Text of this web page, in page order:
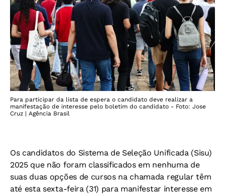
Para participar da lista de espera o candidato deve realizar a
manifestação de interesse pelo boletim do candidato - Foto: Jose
Cruz | Agência Brasil
Os candidatos do Sistema de Seleção Unificada (Sisu)
2025 que não foram classificados em nenhuma de
suas duas opções de cursos na chamada regular têm
até esta sexta-feira (31) para manifestar interesse em